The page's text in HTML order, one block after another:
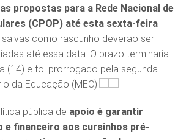
propostas para a Rede Nacional de
(CPOP) até esta sexta-feira
como rascunho deverão ser
até essa data. O prazo terminaria
(14) e foi prorrogado pela segunda
da Educação (MEC).
pública de apoio é garantir
e financeiro aos cursinhos pré-